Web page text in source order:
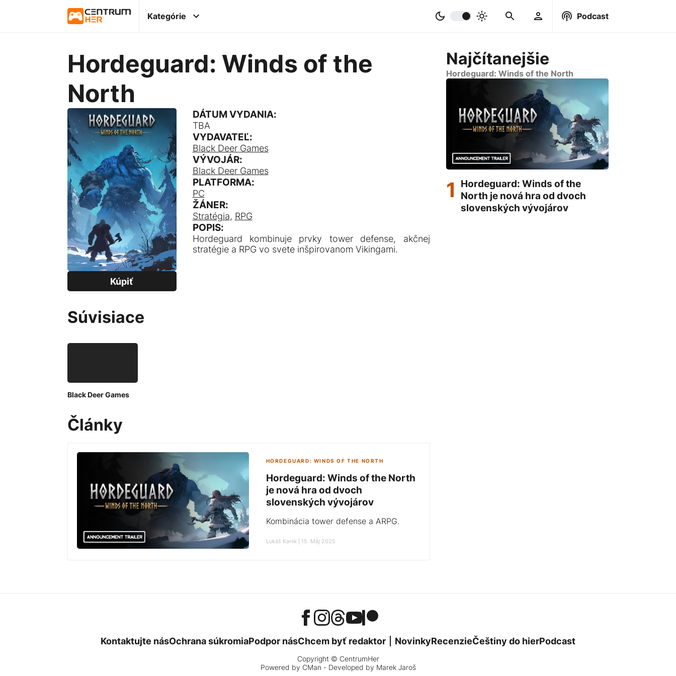
Kategórie Podcast
Hordeguard: Winds of the
North
Kúpiť
DÁTUM VYDANIA:
TBA
VYDAVATEĽ:
Black Deer Games
VÝVOJÁR:
Black Deer Games
PLATFORMA:
PC
ŽÁNER:
Stratégia, RPG
POPIS:
Hordeguard kombinuje prvky tower defense, akčnej
stratégie a RPG vo svete inšpirovanom Vikingami.
Súvisiace
Black Deer Games
Články
HORDEGUARD: WINDS OF THE NORTH
Hordeguard: Winds of the North
je nová hra od dvoch
slovenských vývojárov
Kombinácia tower defense a ARPG.
Lukáš Kanik | 15. Máj 2025
Najčítanejšie
Hordeguard: Winds of the North
Hordeguard: Winds of the
North je nová hra od dvoch
slovenských vývojárov
Kontaktujte násOchrana súkromiaPodpor násChcem byť redaktor NovinkyRecenzieČeštiny do hierPodcast
Copyright © CentrumHer
Powered by CMan - Developed by Marek Jaroš